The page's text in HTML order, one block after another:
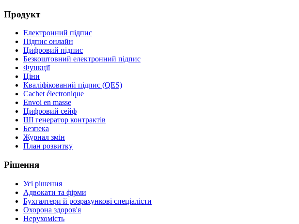
Продукт
Електронний підпис
Підпис онлайн
Цифровий підпис
Безкоштовний електронний підпис
Функції
Ціни
Кваліфікований підпис (QES)
Cachet électronique
Envoi en masse
Цифровий сейф
ШІ генератор контрактів
Безпека
Журнал змін
План розвитку
Рішення
Усі рішення
Адвокати та фірми
Бухгалтери й розрахункові спеціалісти
Охорона здоров'я
Нерухомість